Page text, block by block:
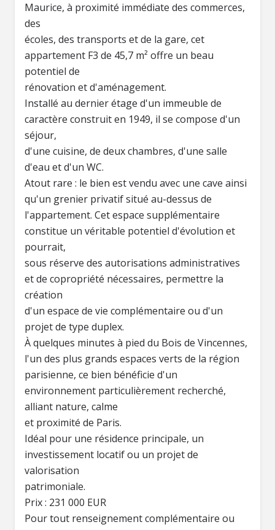
Maurice, à proximité immédiate des commerces,
des
écoles, des transports et de la gare, cet
appartement F3 de 45,7 m² offre un beau
potentiel de
rénovation et d'aménagement.
Installé au dernier étage d'un immeuble de
caractère construit en 1949, il se compose d'un
séjour,
d'une cuisine, de deux chambres, d'une salle
d'eau et d'un WC.
Atout rare : le bien est vendu avec une cave ainsi
qu'un grenier privatif situé au-dessus de
l'appartement. Cet espace supplémentaire
constitue un véritable potentiel d'évolution et
pourrait,
sous réserve des autorisations administratives
et de copropriété nécessaires, permettre la
création
d'un espace de vie complémentaire ou d'un
projet de type duplex.
À quelques minutes à pied du Bois de Vincennes,
l'un des plus grands espaces verts de la région
parisienne, ce bien bénéficie d'un
environnement particulièrement recherché,
alliant nature, calme
et proximité de Paris.
Idéal pour une résidence principale, un
investissement locatif ou un projet de
valorisation
patrimoniale.
Prix : 231 000 EUR
Pour tout renseignement complémentaire ou